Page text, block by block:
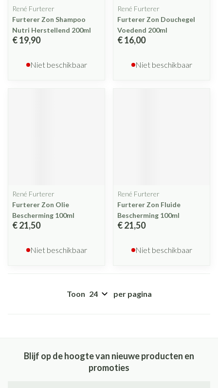
René Furterer
Furterer Zon Shampoo
Nutri Herstellend 200ml
€ 19,90
Niet beschikbaar
René Furterer
Furterer Zon Douchegel
Voedend 200ml
€ 16,00
Niet beschikbaar
René Furterer
Furterer Zon Olie
Bescherming 100ml
€ 21,50
Niet beschikbaar
René Furterer
Furterer Zon Fluide
Bescherming 100ml
€ 21,50
Niet beschikbaar
Toon per pagina
Blijf op de hoogte van nieuwe producten en
promoties